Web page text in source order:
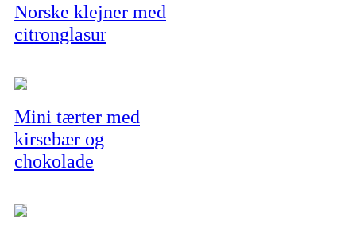
Norske klejner med
citronglasur
Mini tærter med
kirsebær og
chokolade